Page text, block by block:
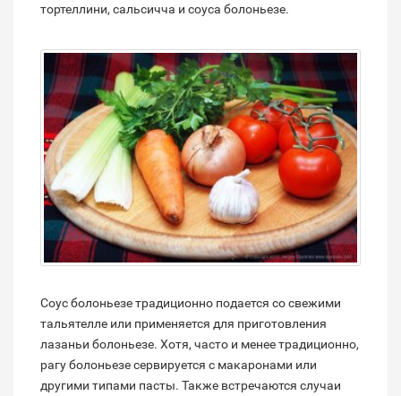
тортеллини, сальсичча и соуса болоньезе.
Соус болоньезе традиционно подается со свежими
тальятелле или применяется для приготовления
лазаньи болоньезе. Хотя, часто и менее традиционно,
рагу болоньезе сервируется с макаронами или
другими типами пасты. Также встречаются случаи